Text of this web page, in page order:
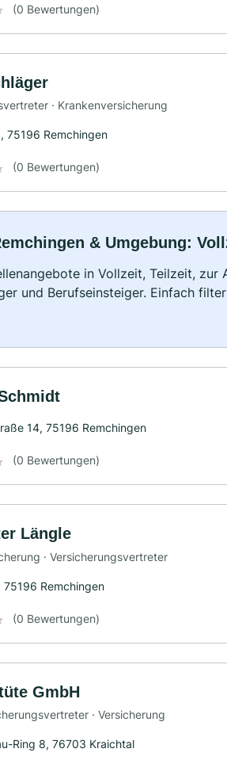
(0 Bewertungen)
· Krankenversicherung
75196 Remchingen
(0 Bewertungen)
& Umgebung:
in Vollzeit, Teilzeit, zur
und Berufseinsteiger. Einfach
14, 75196 Remchingen
(0 Bewertungen)
Längle
· Versicherungsvertreter
75196 Remchingen
(0 Bewertungen)
GmbH
· Versicherung
Ring 8, 76703 Kraichtal